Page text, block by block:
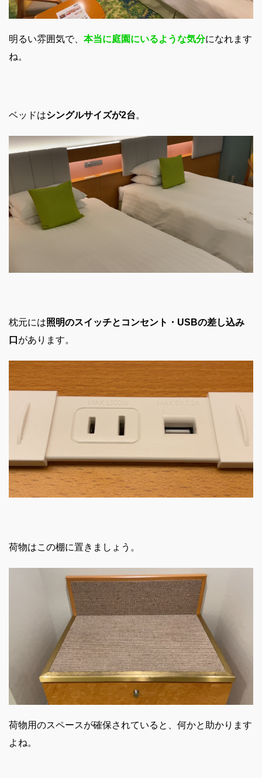
明るい雰囲気で、 本当に庭園にいるような気分になれます
ね。
ベッドはシングルサイズが2台。
枕元には照明のスイッチとコンセント・USBの差し込み
口 があります。
荷物はこの棚に置きましょう。
荷物用のスペースが確保されていると、何かと助かります
よね。